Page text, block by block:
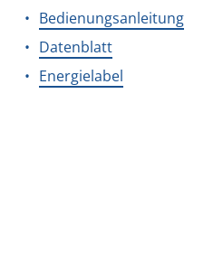
Bedienungsanleitung
Datenblatt
Energielabel